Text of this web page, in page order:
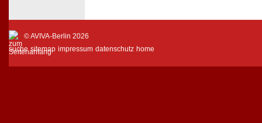
© AVIVA-Berlin 2026
suche sitemap impressum datenschutz home